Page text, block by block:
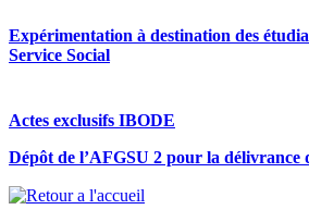
Expérimentation à destination des
Service Social
Actes exclusifs IBODE
Dépôt de l’AFGSU 2 pour la délivrance